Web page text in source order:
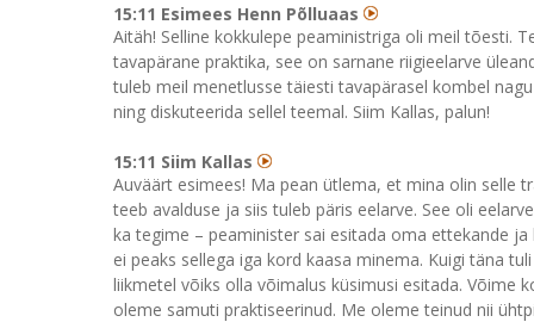
15:11 Esimees Henn Põlluaas
Aitäh! Selline kokkulepe peaministriga oli meil tõesti.
tavapärane praktika, see on sarnane riigieelarve
tuleb meil menetlusse täiesti tavapärasel kombel
ning diskuteerida sellel teemal. Siim Kallas, palun!
15:11 Siim Kallas
Auväärt esimees! Ma pean ütlema, et mina olin selle
teeb avalduse ja siis tuleb päris eelarve. See oli
ka tegime – peaminister sai esitada oma ettekande
ei peaks sellega iga kord kaasa minema. Kuigi täna
liikmetel võiks olla võimalus küsimusi esitada. Võime
oleme samuti praktiseerinud. Me oleme teinud nii